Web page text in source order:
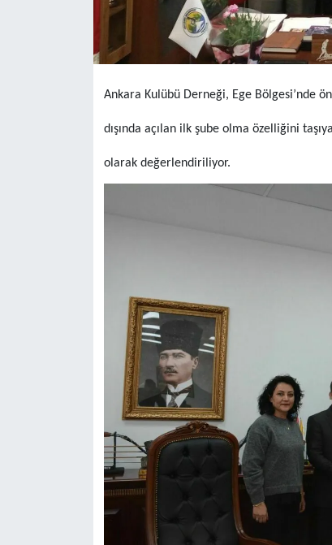
Ankara Kulübü Derneği, Ege Bölgesi’nde
dışında açılan ilk şube olma özelliğini
olarak değerlendiriliyor.